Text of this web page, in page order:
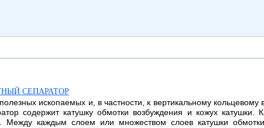
СЕПАРАТОР
ископаемых и, в частности, к вертикальному кольцевому
содержит катушку обмотки возбуждения и кожух
Между каждым слоем или множеством слоев катушки